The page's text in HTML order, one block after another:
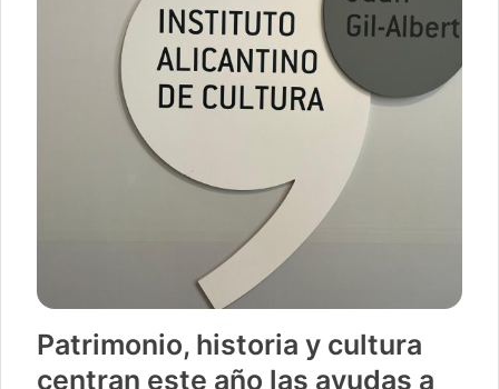
Patrimonio, historia y cultura
centran este año las ayudas a